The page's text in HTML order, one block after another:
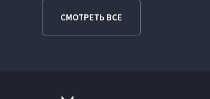
СМОТРЕТЬ ВСЕ